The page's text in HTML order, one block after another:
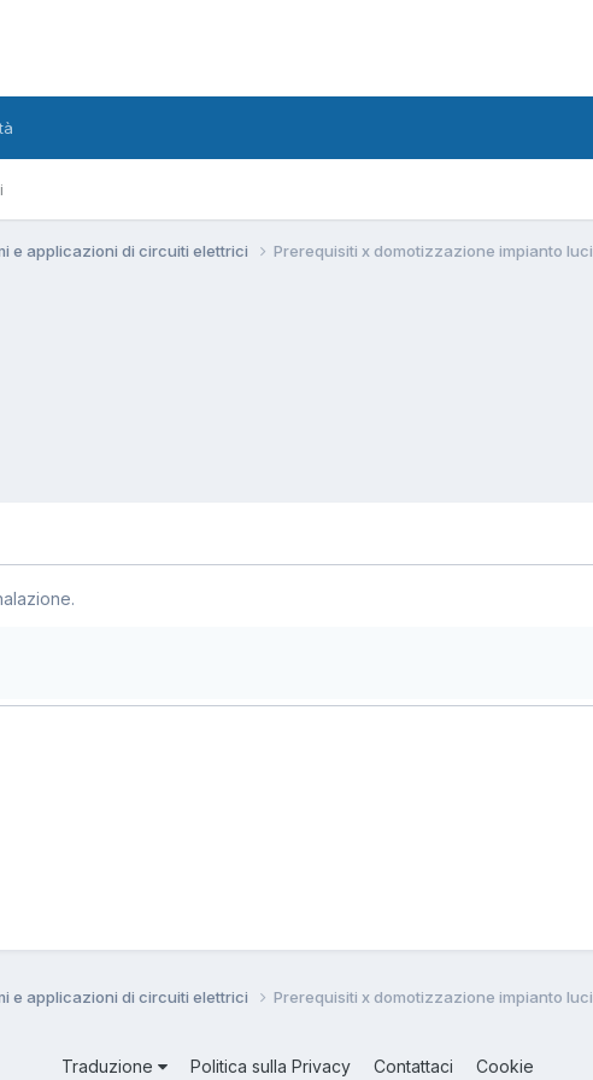
e applicazioni di circuiti elettrici Prerequisiti x domotizzazione impianto luci
e applicazioni di circuiti elettrici Prerequisiti x domotizzazione impianto luci
Traduzione Politica sulla Privacy Contattaci Cookie